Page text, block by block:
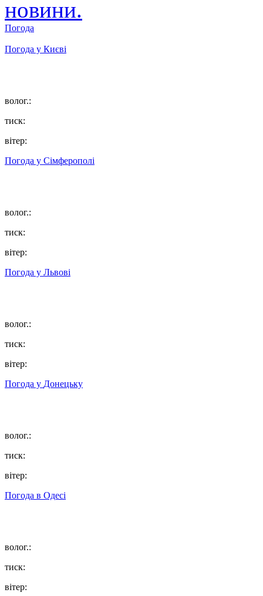
Погода
Погода у Києві
волог.:
тиск:
вітер:
Погода у Сімферополі
волог.:
тиск:
вітер:
Погода у Львові
волог.:
тиск:
вітер:
Погода у Донецьку
волог.:
тиск:
вітер:
Погода в Одесі
волог.:
тиск:
вітер: